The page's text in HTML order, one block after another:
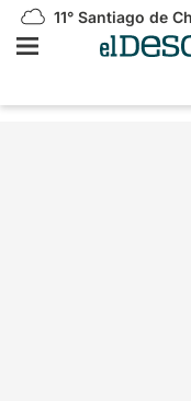
11° Santiago de